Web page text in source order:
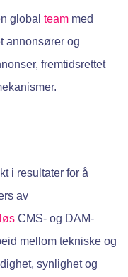
global team med
annonsører og
fremtidsrettet
i resultater for å
av
CMS- og DAM-
mellom tekniske og
synlighet og